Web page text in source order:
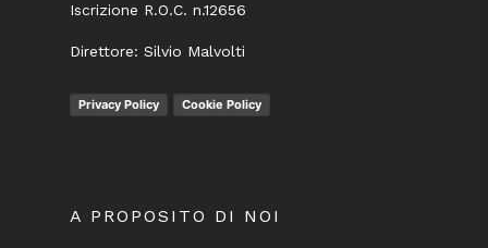
Iscrizione R.O.C. n.12656
Direttore: Silvio Malvolti
Privacy Policy Cookie Policy
A PROPOSITO DI NOI